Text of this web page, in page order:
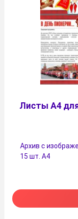
Листы А4
Архив с
15 шт. А4